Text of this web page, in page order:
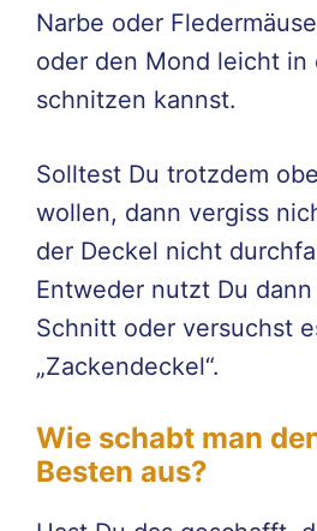
Narbe oder
oder den Mond leicht in
schnitzen kannst.
Solltest Du trotzdem
wollen, dann vergiss
der Deckel nicht
Entweder nutzt Du
Schnitt oder versuchst
„Zackendeckel“.
Wie schabt man
Besten aus?